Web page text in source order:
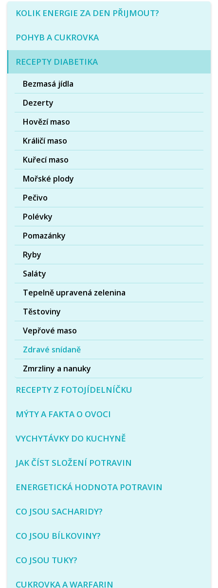
KOLIK ENERGIE ZA DEN PŘIJMOUT?
POHYB A CUKROVKA
RECEPTY DIABETIKA
Bezmasá jídla
Dezerty
Hovězí maso
Králičí maso
Kuřecí maso
Mořské plody
Pečivo
Polévky
Pomazánky
Ryby
Saláty
Tepelně upravená zelenina
Těstoviny
Vepřové maso
Zdravé snídaně
Zmrzliny a nanuky
RECEPTY Z FOTOJÍDELNÍČKU
MÝTY A FAKTA O OVOCI
VYCHYTÁVKY DO KUCHYNĚ
JAK ČÍST SLOŽENÍ POTRAVIN
ENERGETICKÁ HODNOTA POTRAVIN
CO JSOU SACHARIDY?
CO JSOU BÍLKOVINY?
CO JSOU TUKY?
CUKROVKA A WARFARIN